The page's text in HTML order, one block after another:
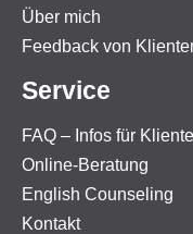
Über mich
Feedback von
Service
FAQ – Infos für
Online-Beratung
English Counseling
Kontakt